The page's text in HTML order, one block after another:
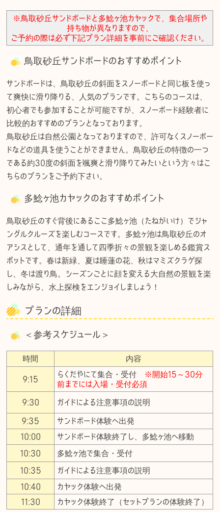
※鳥取砂丘サンドボードと多鯰ヶ池カヤックで、集合場所や
持ち物が異なりますので、
ご予約の際は必ず下記プラン詳細を事前にご確認ください。
鳥取砂丘サンドボードのおすすめポイント
サンドボードは、鳥取砂丘の斜面をスノーボードと同じ板を使っ
て爽快に滑り降りる、人気のプランです。こちらのコースは、
初心者でも参加することが可能ですが、スノーボード経験者に
比較的おすすめのプランとなっております。
鳥取砂丘は自然公園となっておりますので、許可なくスノーボー
ドなどの道具を使うことができません。鳥取砂丘の特徴の一つ
である約30度の斜面を颯爽と滑り降りてみたいという方々はこ
ちらのプランをご予約下さい。
多鯰ヶ池カヤックのおすすめポイント
鳥取砂丘のすぐ背後にあるここ多鯰ヶ池（たねがいけ）でジャ
ングルクルーズを楽しむコースです。多鯰ヶ池は鳥取砂丘のオ
アシスとして、通年を通して四季折々の景観を楽しめる鑑賞ス
ポットです。春は新緑、夏は睡蓮の花、秋はマミズクラゲ探
し、冬は渡り鳥。シーズンごとに顔を変える大自然の景観を楽
しみながら、水上探検をエンジョイしましょう！
プランの詳細
＜参考スケジュール＞
時間 内容
9:15
らくだやにて集合・受付 ※開始15～30分
前までには入場・受付必須
9:30 ガイドによる注意事項の説明
9:35
サンドボード体験へ出発
10:00
サンドボード体験終了し、多鯰ヶ池へ移動
10:30 多鯰ヶ池で集合・受付
10:35 ガイドによる注意事項の説明
10:40
カヤック体験へ出発
11:30
カヤック体験終了（セットプランの体験終了）